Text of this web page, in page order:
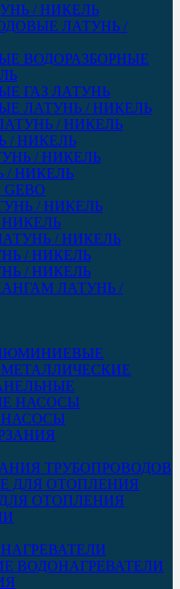
/ НИКЕЛЬ
ЛАТУНЬ /
ВОДОРАЗБОРНЫЕ
ГАЗ ЛАТУНЬ
ЛАТУНЬ / НИКЕЛЬ
/ НИКЕЛЬ
/ НИКЕЛЬ
/ НИКЕЛЬ
/ НИКЕЛЬ
/ НИКЕЛЬ
НИКЕЛЬ
/ НИКЕЛЬ
/ НИКЕЛЬ
/ НИКЕЛЬ
ЛАТУНЬ /
ТРУБОПРОВОДОВ
ОТОПЛЕНИЯ
ВОДОНАГРЕВАТЕЛИ